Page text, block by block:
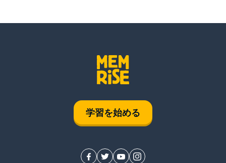
学習を始める